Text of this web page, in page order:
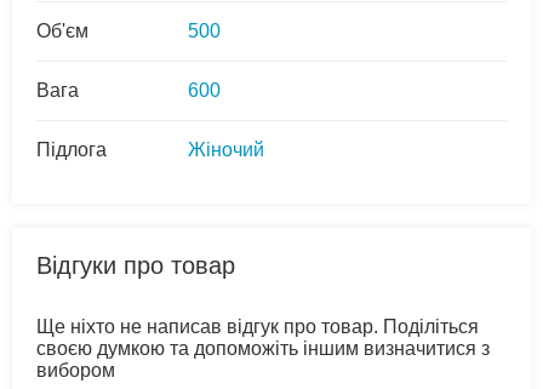
Об'єм 500
Вага 600
Підлога Жіночий
Відгуки про товар
Ще ніхто не написав відгук про товар. Поділіться
своєю думкою та допоможіть іншим визначитися з
вибором